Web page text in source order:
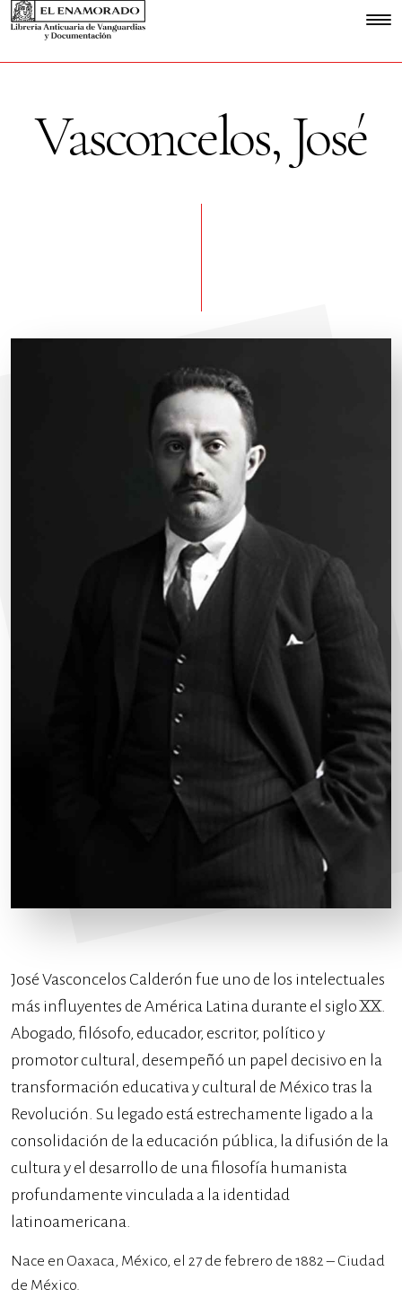
Vasconcelos, José
José Vasconcelos Calderón fue uno de los intelectuales
más influyentes de América Latina durante el siglo XX.
Abogado, filósofo, educador, escritor, político y
promotor cultural, desempeñó un papel decisivo en la
transformación educativa y cultural de México tras la
Revolución. Su legado está estrechamente ligado a la
consolidación de la educación pública, la difusión de la
cultura y el desarrollo de una filosofía humanista
profundamente vinculada a la identidad
latinoamericana.
Nace en Oaxaca, México, el 27 de febrero de 1882 – Ciudad
de México.